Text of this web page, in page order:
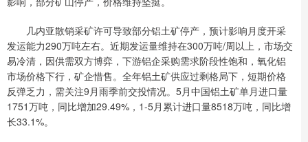
几内亚散销采矿许可导致部分铝土矿停产，预计影响月度开采
发运能力290万吨左右。近期发运量维持在300万吨/周以上，市场交
易冷清，因供需双方博弈，下游铝企采购需求阶段性饱和，氧化铝
市场价格下行，矿企惜售。全年铝土矿供应过剩格局下，短期价格
反弹乏力，需关注9月雨季前交投情况。5月中国铝土矿单月进口量
1751万吨，同比增加29.49%，1-5月累计进口量8518万吨，同比增
长33.1%。